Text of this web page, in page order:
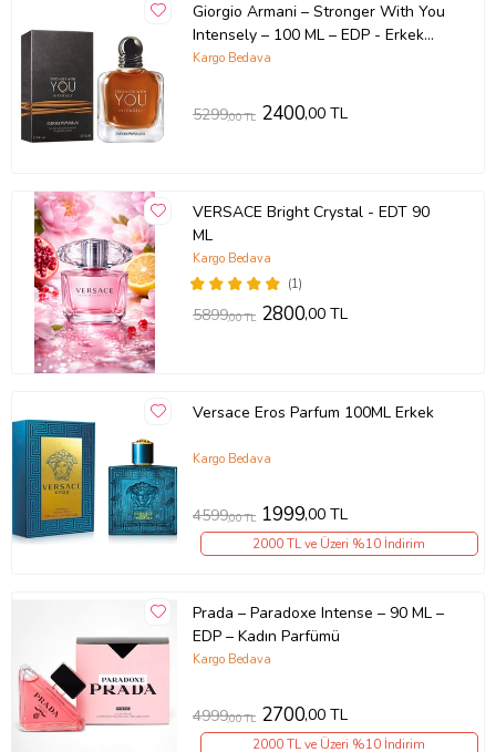
Giorgio Armani – Stronger With You
Intensely – 100 ML – EDP - Erkek
parfümü
Kargo Bedava
5299,00 TL 2400,00 TL
VERSACE Bright Crystal - EDT 90
ML
(1)
Kargo Bedava
5899,00 TL 2800,00 TL
Versace Eros Parfum 100ML Erkek
Kargo Bedava
4599,00 TL 1999,00 TL
2000 TL ve Üzeri %10 İndirim
Prada – Paradoxe Intense – 90 ML –
EDP – Kadın Parfümü
Kargo Bedava
4999,00 TL 2700,00 TL
2000 TL ve Üzeri %10 İndirim